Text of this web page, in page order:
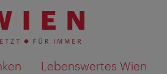
Lebenswertes Wien